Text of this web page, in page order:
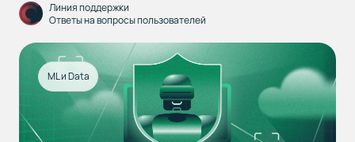
Линия поддержки
Ответы на вопросы пользователей
ML и Data